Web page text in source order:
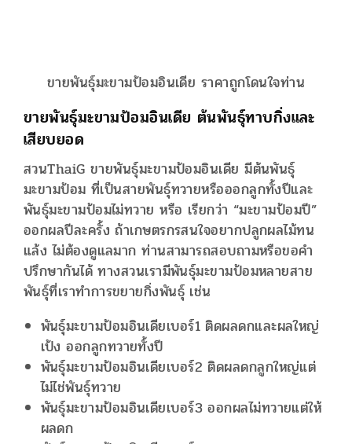
ขายพันธุ์มะขามป้อมอินเดีย ราคาถูกโดนใจท่าน
ขายพันธุ์มะขามป้อมอินเดีย ต้นพันธุ์ทาบกิ่งและ
เสียบยอด
สวนThaiG ขายพันธุ์มะขามป้อมอินเดีย มีต้นพันธุ์
มะขามป้อม ที่เป็นสายพันธุ์ทวายหรือออกลูกทั้งปีและ
พันธุ์มะขามป้อมไม่ทวาย หรือ เรียกว่า “มะขามป้อมปี”
ออกผลปีละครั้ง ถ้าเกษตรกรสนใจอยากปลูกผลไม้ทน
แล้ง ไม่ต้องดูแลมาก ท่านสามารถสอบถามหรือขอคำ
ปรึกษากันได้ ทางสวนเรามีพันธุ์มะขามป้อมหลายสาย
พันธุ์ที่เราทำการขยายกิ่งพันธุ์ เช่น
พันธุ์มะขามป้อมอินเดียเบอร์1 ติดผลดกและผลใหญ่
เป้ง ออกลูกทวายทั้งปี
พันธุ์มะขามป้อมอินเดียเบอร์2 ติดผลดกลูกใหญ่แต่
ไม่ไช่พันธุ์ทวาย
พันธุ์มะขามป้อมอินเดียเบอร์3 ออกผลไม่ทวายแต่ให้
ผลดก